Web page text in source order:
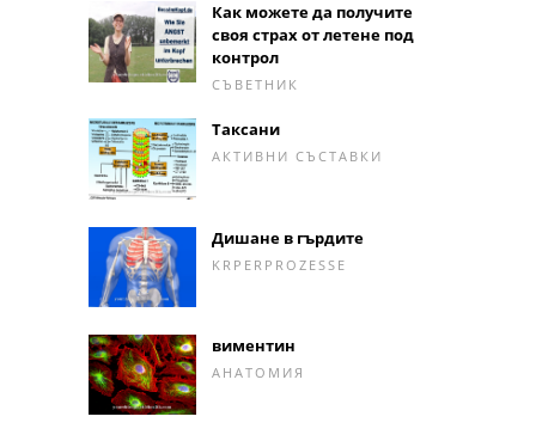
Как можете да получите
своя страх от летене под
контрол
СЪВЕТНИК
Таксани
АКТИВНИ СЪСТАВКИ
Дишане в гърдите
KRPERPROZESSE
виментин
АНАТОМИЯ